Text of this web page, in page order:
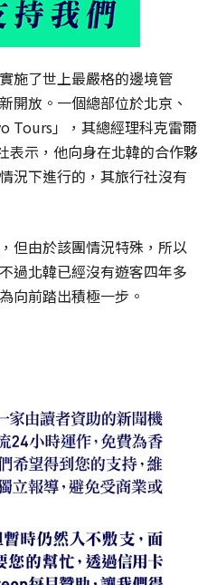
施了世上最嚴格的邊境管
開放。一個總部位於北京、
Tours」，其總經理科克雷爾
表示，他向身在北韓的合作夥
況下進行的，其旅行社沒有
但由於該團情況特殊，所以
過北韓已經沒有遊客四年多
向前踏出積極一步。